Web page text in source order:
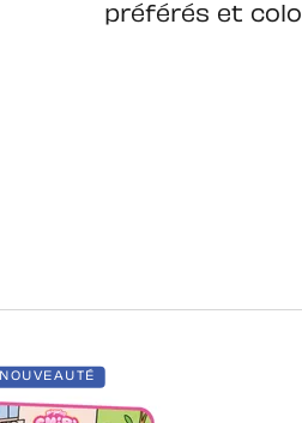
préférés et
NOUVEAUTÉ